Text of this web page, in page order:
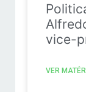
vice-
VER